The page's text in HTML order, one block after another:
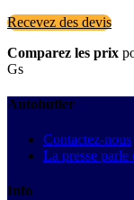
Recevez des devis
Comparez les prix
Gs
Autobutler
Contactez-nous
La presse parle
Info